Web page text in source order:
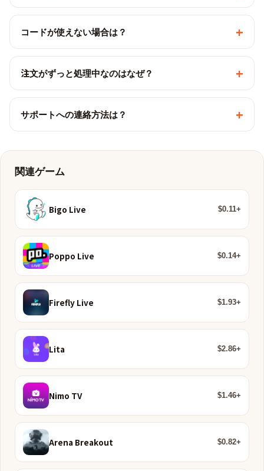
コードが使えない場合は？ +
注文がずっと処理中なのはなぜ？ +
サポートへの連絡方法は？ +
関連ゲーム
Bigo Live $0.11+
Poppo Live $0.14+
Firefly Live $1.93+
Lita $2.86+
Nimo TV $1.46+
Arena Breakout $0.82+